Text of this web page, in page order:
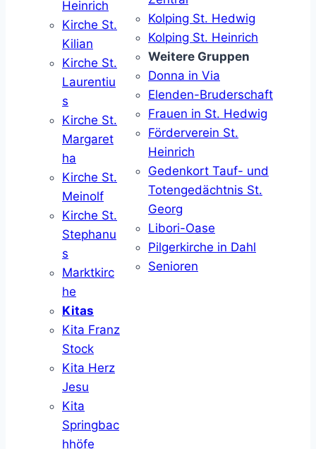
Heinrich
Kirche St.
Kilian
Kirche St.
Laurentiu
s
Kirche St.
Margaret
ha
Kirche St.
Meinolf
Kirche St.
Stephanu
s
Marktkirc
he
Kitas
Kita Franz
Stock
Kita Herz
Jesu
Kita
Springbac
hhöfe
Kolping St. Hedwig
Kolping St. Heinrich
Weitere Gruppen
Donna in Via
Elenden-Bruderschaft
Frauen in St. Hedwig
Förderverein St.
Heinrich
Gedenkort Tauf- und
Totengedächtnis St.
Georg
Libori-Oase
Pilgerkirche in Dahl
Senioren